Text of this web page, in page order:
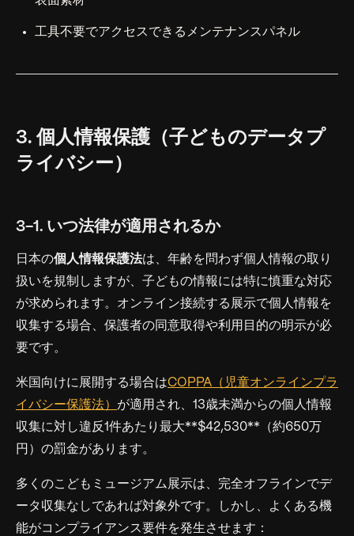
工具不要でアクセスできるメンテナンスパネル
3. 個人情報保護（子どものデータプ
ライバシー）
3-1. いつ法律が適用されるか
日本の個人情報保護法は、年齢を問わず個人情報の取り
扱いを規制しますが、子どもの情報には特に慎重な対応
が求められます。オンライン接続する展示で個人情報を
収集する場合、保護者の同意取得や利用目的の明示が必
要です。
米国向けに展開する場合はCOPPA（児童オンラインプラ
イバシー保護法） が適用され、13歳未満からの個人情報
収集に対し違反1件あたり最大**$42,530**（約650万
円）の罰金があります。
多くのこどもミュージアム展示は、完全オフラインでデ
ータ収集なしであれば対象外です。しかし、よくある機
能がコンプライアンス要件を発生させます：